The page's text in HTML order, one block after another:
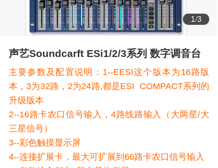
1/3
声艺Soundcarft ESi1/2/3系列 数字调音台
主要参数及配置说明：1--EESI这个版本为16路版
本，3为32路，2为24路,都是ESI COMPACT系列的
升级版本
2--16路卡农口信号输入，4路线路输入（大两星/大
三星信号）
3--彩色触摸显示屏
4--连接扩展卡，最大可扩展到66路卡农口信号输入